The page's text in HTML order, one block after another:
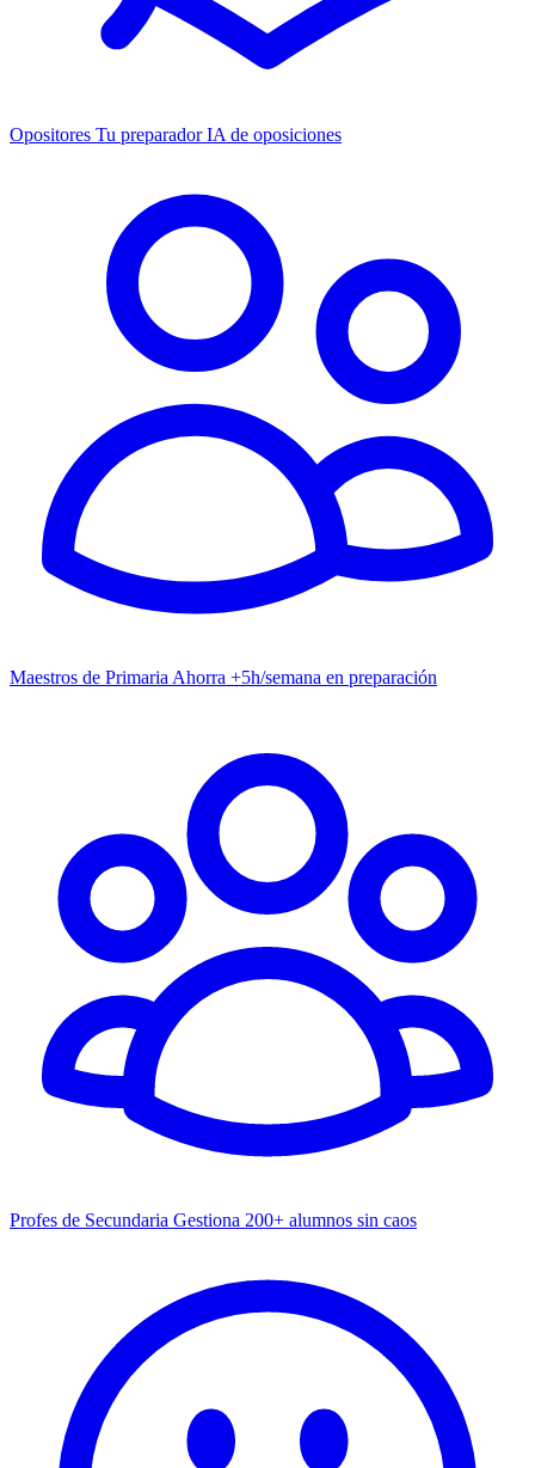
Opositores Tu preparador IA de oposiciones
Maestros de Primaria Ahorra +5h/semana en preparación
Profes de Secundaria Gestiona 200+ alumnos sin caos